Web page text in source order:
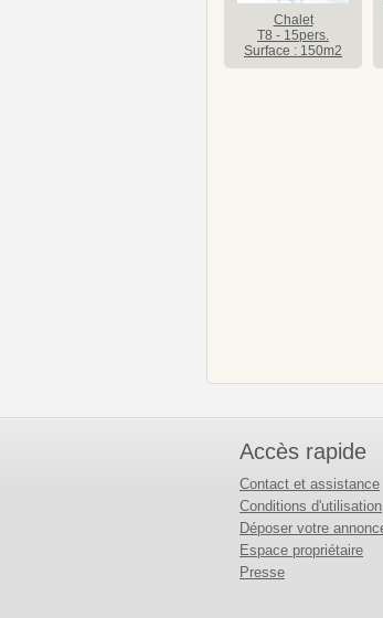
Chalet
T8 - 15pers.
Surface : 150m2
Accès rapide
Contact et assistance
Conditions d'utilisation
Déposer votre
Espace propriétaire
Presse